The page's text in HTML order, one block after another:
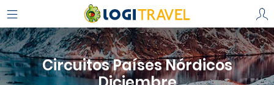
Circuitos Países Nórdicos